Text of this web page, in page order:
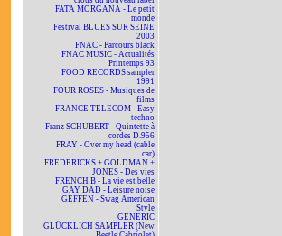
FATA MORGANA - Le petit
monde
Festival BLUES SUR SEINE
2003
FNAC - Parcours black
FNAC MUSIC - Actualités
Printemps 93
FOOD RECORDS sampler
1991
FOUR ROSES - Musiques de
films
FRANCE TELECOM - Easy
techno
Franz SCHUBERT - Quintette à
cordes D.956
FRAY - Over my head (cable
car)
FREDERICKS + GOLDMAN +
JONES - Des vies
FRENCH B - La vie est belle
GAY DAD - Leisure noise
GEFFEN - Swag American
Style
GENERIC
GLÜCKLICH SAMPLER (New